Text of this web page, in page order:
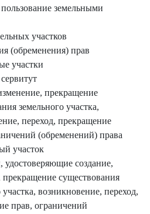
земельными
участков
(обременения) прав
участки
прекращение
земельного участка,
переход, прекращение
(обременений) права
участок
создание,
прекращение существования
участка, возникновение, переход,
прав, ограничений